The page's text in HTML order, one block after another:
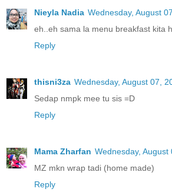
Nieyla Nadia Wednesday, August
eh..eh sama la menu breakfast kita
Reply
thisni3za Wednesday, August 07,
Sedap nmpk mee tu sis =D
Reply
Mama Zharfan Wednesday, August
MZ mkn wrap tadi (home made)
Reply